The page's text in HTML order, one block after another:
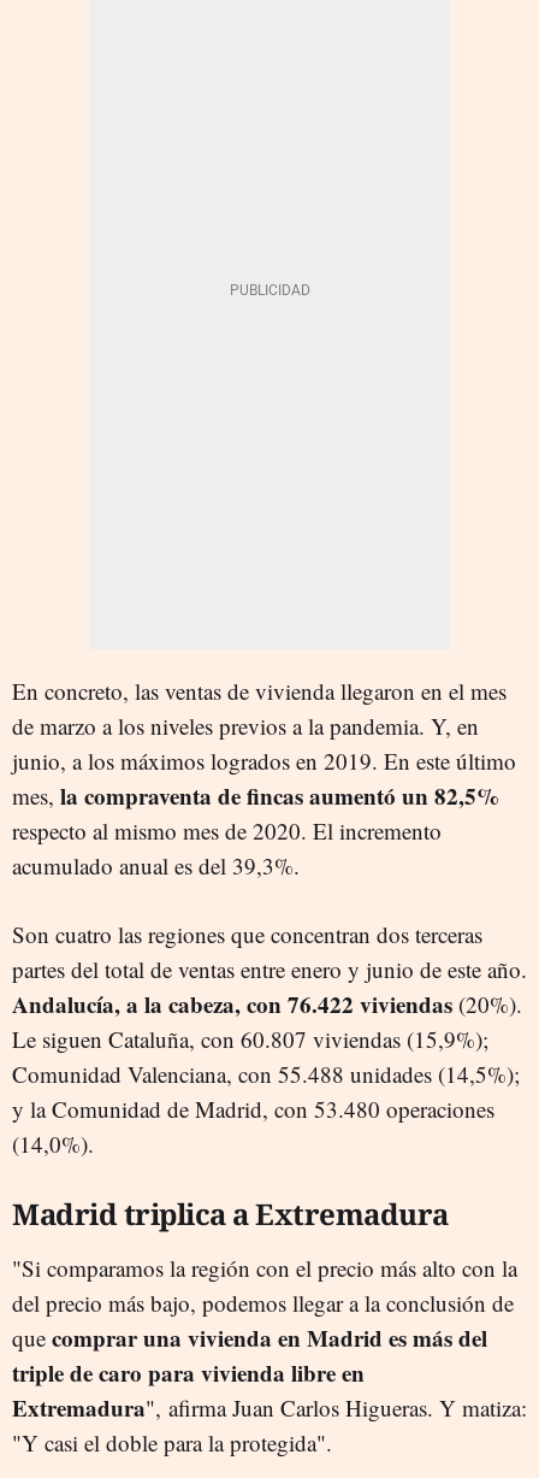
En concreto, las ventas de vivienda llegaron en el mes
de marzo a los niveles previos a la pandemia. Y, en
junio, a los máximos logrados en 2019. En este último
mes, la compraventa de fincas aumentó un 82,5%
respecto al mismo mes de 2020. El incremento
acumulado anual es del 39,3%.
Son cuatro las regiones que concentran dos terceras
partes del total de ventas entre enero y junio de este año.
Andalucía, a la cabeza, con76.422 viviendas (20%).
Le siguen Cataluña, con 60.807 viviendas (15,9%);
Comunidad Valenciana, con 55.488 unidades (14,5%);
y laComunidad de Madrid, con 53.480 operaciones
(14,0%).
Madrid triplica a Extremadura
"Si comparamos la región con el precio más alto con la
del precio más bajo, podemos llegar a la conclusión de
que comprar una vivienda en Madrid es más del
triple de caro para vivienda libre en
Extremadura", afirma Juan Carlos Higueras. Y matiza:
"Y casi el doble para la protegida".